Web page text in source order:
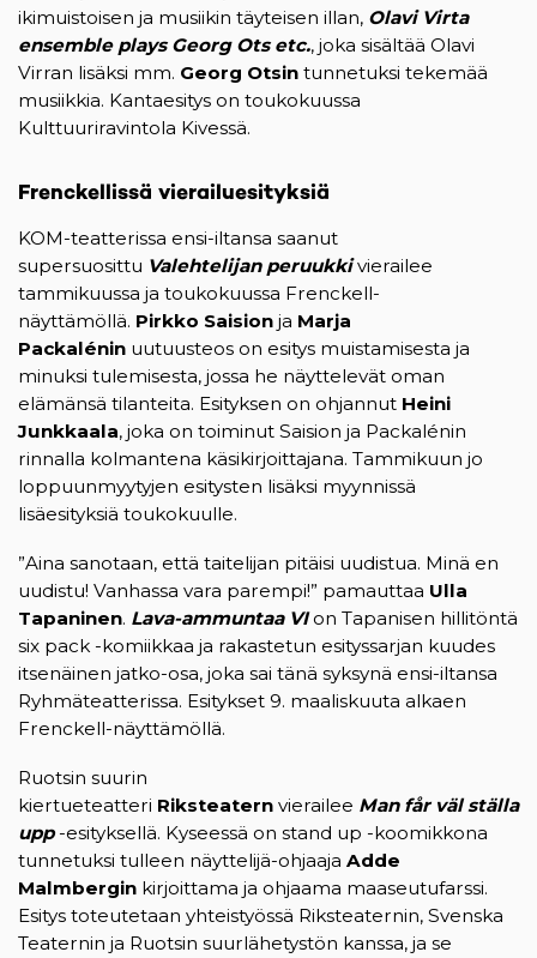
ikimuistoisen ja musiikin täyteisen illan, Olavi Virta
ensemble plays Georg Ots etc., joka sisältää Olavi
Virran lisäksi mm. Georg Otsin tunnetuksi tekemää
musiikkia. Kantaesitys on toukokuussa
Kulttuuriravintola Kivessä.
Frenckellissä vierailuesityksiä
KOM-teatterissa ensi-iltansa saanut
supersuosittu Valehtelijan peruukkivierailee
tammikuussa ja toukokuussa Frenckell-
näyttämöllä. Pirkko Saision ja Marja
Packalénin uutuusteos on esitys muistamisesta ja
minuksi tulemisesta, jossa he näyttelevät oman
elämänsä tilanteita. Esityksen on ohjannut Heini
Junkkaala, joka on toiminut Saision ja Packalénin
rinnalla kolmantena käsikirjoittajana. Tammikuun jo
loppuunmyytyjen esitysten lisäksi myynnissä
lisäesityksiä toukokuulle.
”Aina sanotaan, että taitelijan pitäisi uudistua. Minä en
uudistu! Vanhassa vara parempi!” pamauttaa Ulla
Tapaninen. Lava-ammuntaa VI on Tapanisen hillitöntä
six pack -komiikkaa ja rakastetun esityssarjan kuudes
itsenäinen jatko-osa, joka sai tänä syksynä ensi-iltansa
Ryhmäteatterissa. Esitykset 9. maaliskuuta alkaen
Frenckell-näyttämöllä.
Ruotsin suurin
kiertueteatteri Riksteatern vierailee Man får väl ställa
upp-esityksellä. Kyseessä on stand up -koomikkona
tunnetuksi tulleen näyttelijä-ohjaaja Adde
Malmbergin kirjoittama ja ohjaama maaseutufarssi.
Esitys toteutetaan yhteistyössä Riksteaternin, Svenska
Teaternin ja Ruotsin suurlähetystön kanssa, ja se